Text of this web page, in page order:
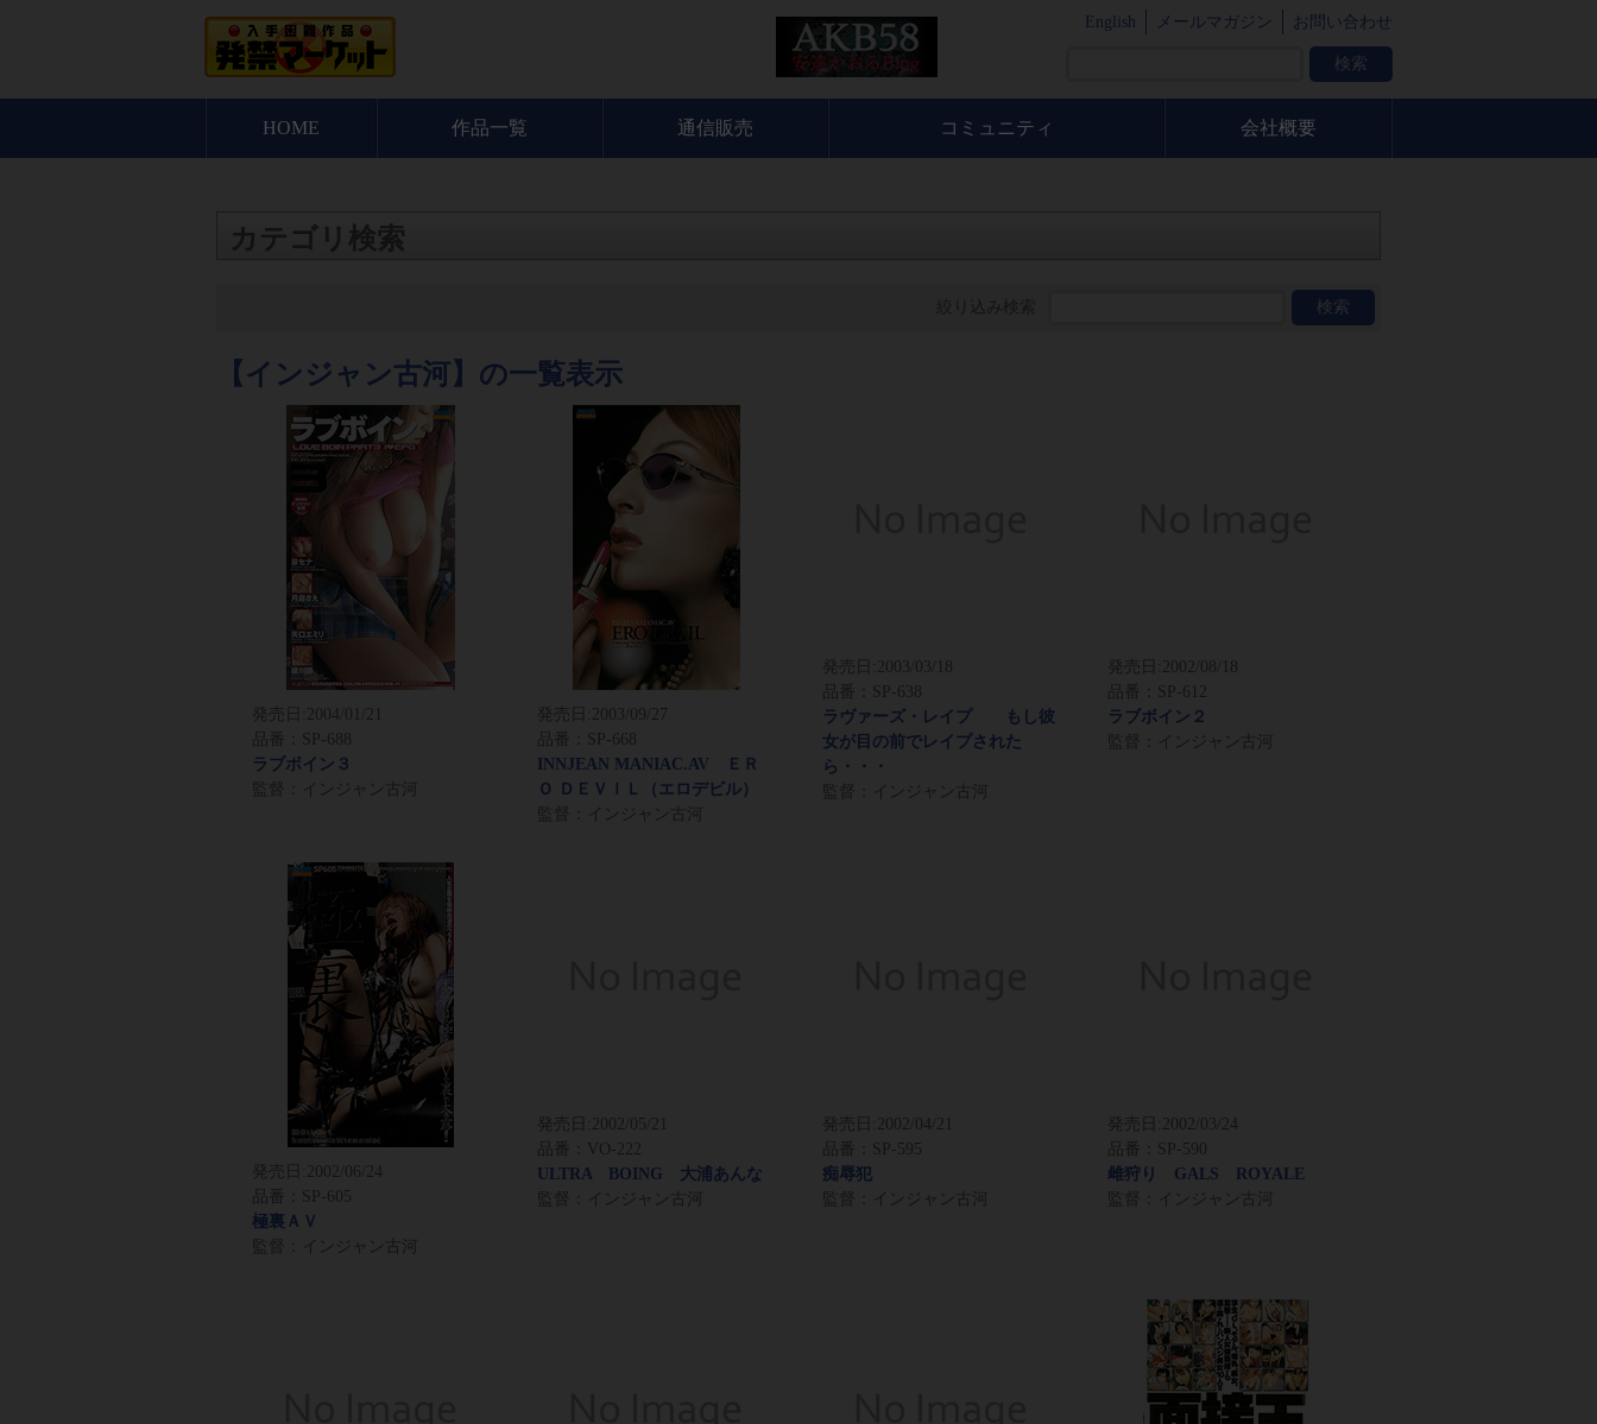
English メールマガジン お問い合わせ
HOME 作品一覧 通信販売 コミュニティ 会社概要
カテゴリ検索
【インジャン古河】の一覧表示
発売日: 2004/01/21
品番：SP-688
ラブボイン３
監督：インジャン古河
発売日: 2003/09/27
品番：SP-668
INNJEAN MANIAC.AV ＥＲ
Ｏ ＤＥＶＩＬ（エロデビル）
監督：インジャン古河
発売日: 2003/03/18
品番：SP-638
ラヴァーズ・レイプ もし彼
女が目の前でレイプされた
ら・・・
監督：インジャン古河
発売日: 2002/08/18
品番：SP-612
ラブボイン２
監督：インジャン古河
発売日: 2002/06/24
品番：SP-605
極裏ＡＶ
監督：インジャン古河
発売日: 2002/05/21
品番：VO-222
ULTRA BOING 大浦あんな
監督：インジャン古河
発売日: 2002/04/21
品番：SP-595
痴辱犯
監督：インジャン古河
発売日: 2002/03/24
品番：SP-590
雌狩り GALS ROYALE
監督：インジャン古河